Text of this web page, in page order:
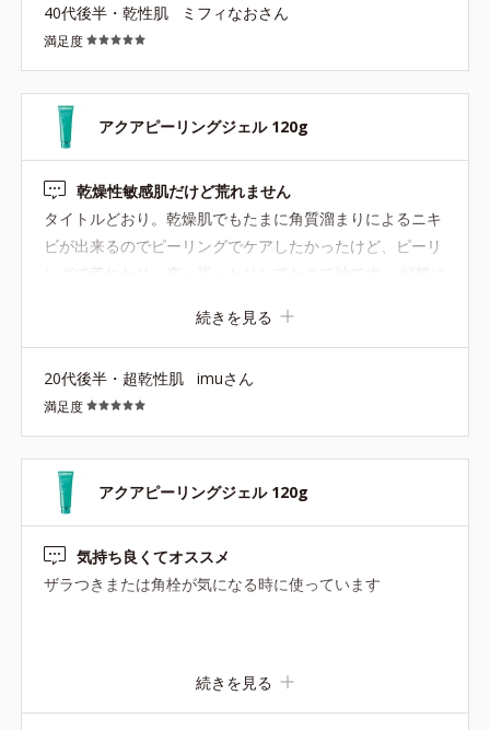
40代後半・乾性肌 ミフィなおさん
満足度
アクアピーリングジェル 120g
乾燥性敏感肌だけど荒れません
タイトルどおり。乾燥肌でもたまに角質溜まりによるニキ
ビが出来るのでピーリングでケアしたかったけど、ピーリ
（あまりカスが出なくなったら）二週に一回という感じで
使っています。
続きを見る
20代後半・超乾性肌 imuさん
満足度
アクアピーリングジェル 120g
気持ち良くてオススメ
ザラつきまたは角栓が気になる時に使っています
続きを見る